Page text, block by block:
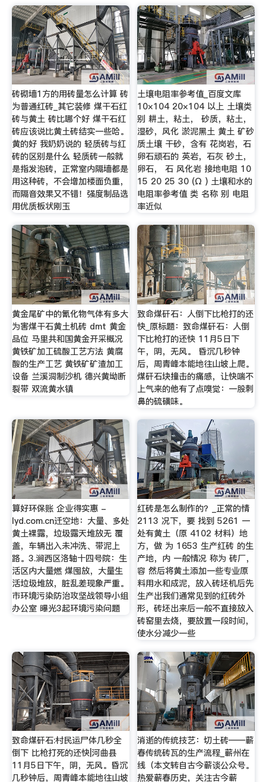
砖砌墙1方的用砖量怎么计算 砖
为普通红砖_其它装修 煤干石红
砖与黄土 砖比哪个好 煤干石红
砖应该说比黄土砖结实一些哈。
黄的好 我奶奶说的 轻质砖与红
砖的区别是什么 轻质砖一般就
是指发泡砖，正常室内隔墙都是
用这种砖，不会增加楼面负重，
而隔音效果又不错！强度制品选
用优质板状刚玉
土壤电阻率参考值_百度文库
10×104 20×104 以上 土壤类
别 耕土，粘土， 砂质，粘土，
湿砂，风化 淤泥黑土 黄土 矿砂
质土壤 干砂，含有 花岗岩，石
卵石顽石的 英岩，石灰 砂土，
卵石， 石 风化岩 接地电阻 10
15 20 25 30 (Ω ) 土壤和水的
电阻率参考值 类 名称 别 电阻
率近似
黄金尾矿中的氰化物气体有多大
为害煤干石黄土机砖 dmt 黄金
品位 马里共和国黄金开采概况
黄铁矿加工硫酸工艺方法 黄腐
酸的生产工艺 黄铁矿矿渣加工
设备 兰溪洞制沙机 德兴黄坳断
裂带 双流黄水镇
致命煤矸石：人倒下比枪打的还
快_原标题：致命煤矸石：人倒
下比枪打的还快 11月5日下
午，阴，无风。 昏沉几秒钟
后，周青峰本能地往山坡上爬。
煤矸石块撞击的痛感，让快喘不
上气来的他有了点嗅觉：一股刺
鼻的硫磺味。
算好环保账 企业得实惠 -
lyd.com.cn迁空地：大量、多处
黄土裸露，垃圾露天堆放无 覆
盖，车辆出入未冲洗、带泥上
路。3.涧西区洛轴十四号院：生
活区内大量燃 煤囤放，大量生
活垃圾堆放，脏乱差现象严重。
市环境污染防治攻坚战领导小组
办公室 曝光3起环境污染问题
红砖是怎么制作的？_正常的情
2113 况下，要 找到 5261 一
处有黄土（原 4102 材料）地
方，做 为 1653 生产红砖 的生
产地，内 一般情况 称为 砖厂，
容 然后将黄土添加一些专业原
料用水和成泥，放入砖坯机后先
生产出我们通常见到的红砖外
形，砖坯出来后一般不直接放入
砖窑里去烧，要放置一段时间，
使水分减少一些
致命煤矸石:村民运尸体几秒全
倒下 比枪打死的还快|河曲县
11月5日下午，阴，无风。昏沉
几秒钟后，周青峰本能地往山坡
消逝的传统技艺：切土砖——蕲
春传统砖瓦的生产流程_蕲州在
线（本文转自古今蕲谈公众号。
热爱蕲春历史，关注古今蕲